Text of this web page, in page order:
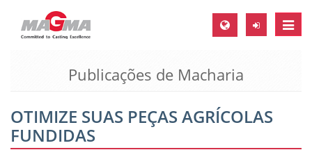
Toggle
MAGMA Europa, Alemanha
EN
CS
Publicações de Macharia
OTIMIZE SUAS PEÇAS AGRÍCOLAS
FUNDIDAS